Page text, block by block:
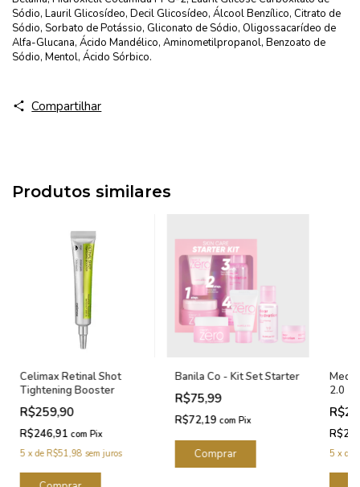
Sódio, Lauril Glicosídeo, Decil Glicosídeo, Álcool Benzílico, Citrato de
Sódio, Sorbato de Potássio, Gliconato de Sódio, Oligossacarídeo de
Alfa-Glucana, Ácido Mandélico, Aminometilpropanol, Benzoato de
Sódio, Mentol, Ácido Sórbico.
Compartilhar
Produtos similares
Celimax Retinal Shot
Tightening Booster
R$259,90
R$246,91 com Pix
5 xde R$51,98 sem juros
Banila Co - Kit Set Starter
R$75,99
R$72,19 com Pix
2.0
5 x de